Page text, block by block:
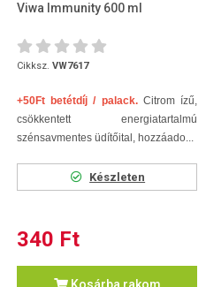
Viwa Immunity 600 ml
Cikksz. VW7617
+50Ft betétdíj / palack.Citrom ízű,
csökkentett energiatartalmú
szénsavmentes üdítőital, hozzáado...
Készleten
340 Ft